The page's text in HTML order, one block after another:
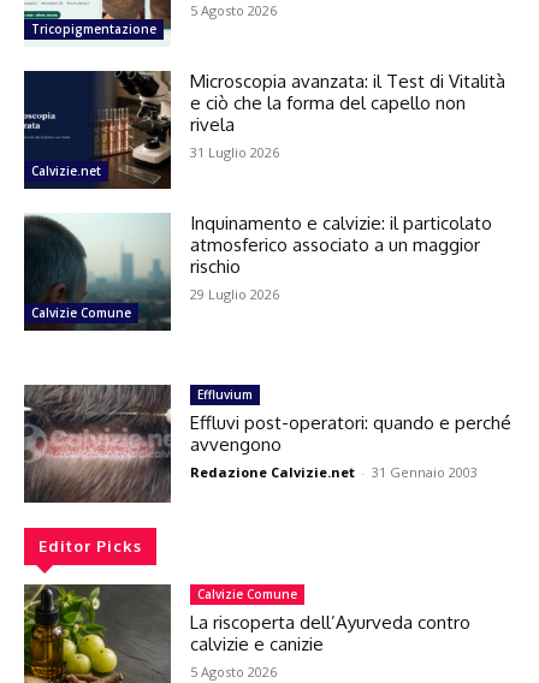
Tricopigmentazione
5 Agosto 2026
Calvizie.net
Microscopia avanzata: il Test di Vitalità
e ciò che la forma del capello non
rivela
31 Luglio 2026
Calvizie Comune
Inquinamento e calvizie: il particolato
atmosferico associato a un maggior
rischio
29 Luglio 2026
Effluvium
Effluvi post-operatori: quando e perché
avvengono
Redazione Calvizie.net - 31 Gennaio 2003
Editor Picks
Calvizie Comune
La riscoperta dell’Ayurveda contro
calvizie e canizie
5 Agosto 2026